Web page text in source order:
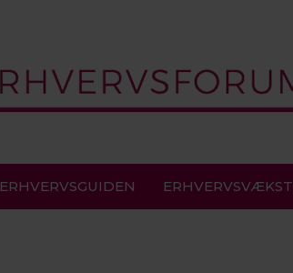
ERHVERVSGUIDEN ERHVERVSVÆKST